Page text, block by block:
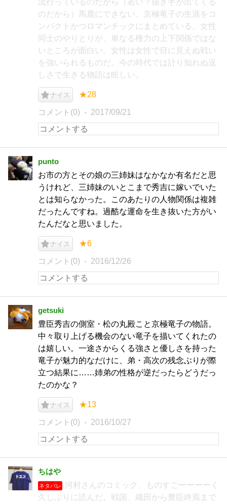
流行っているのだから（若い？描き手が出てくる
のだから）馬鹿にできない。京極竜子の生涯をコ
ンパクトかつロマンチックにまとめている。女性
同士のやりとりが、単なる権力の上下関係ではな
いところが面白い。女性は女性で目に見えぬ戦い
を強いられるものだ。今の時代では計り知れぬ逞
しさで生きる物語は眩しい。
ナイス ★28
コメント(0) 2017/09/21
punto
お市の方とその娘の三姉妹はなかなか有名だと思
うけれど、三姉妹のいとこまで秀吉に嫁いでいた
とは知らなかった。このあたりの人物関係は複雑
だったんですね。過酷な運命を生き抜いた方がい
たんだなと思いました。
ナイス ★6
コメント(0) 2016/12/26
getsuki
豊臣秀吉の側室・松の丸殿こと京極竜子の物語。
中々取り上げる機会のない竜子を描いてくれたの
は嬉しい。一途さからくる強さと優しさを持った
竜子が魅力的なだけに、弟・高次の残念ぶりが際
立つ結果に……姉弟の性格が逆だったらどうだっ
たのかな？
ナイス ★13
コメント(0) 2016/10/27
ちはや
ネタバレ
河村さんのコミック、ものすごーーーーく
久しぶりに読んだ。戦国、織田から豊臣終焉まで